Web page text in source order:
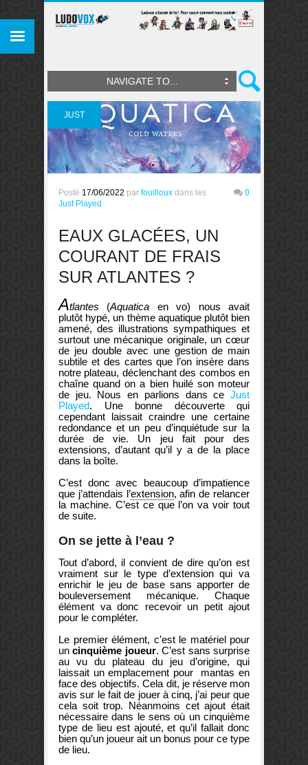
NAVIGATE TO...
JUST
PLAYED
Posté 17/06/2022 par fouilloux dans les
Just Played
0
EAUX GLACÉES, UN
COURANT DE FRAIS
SUR ATLANTES ?
Atlantes (Aquatica en vo) nous avait
plutôt hypé, un thème aquatique plutôt bien
amené, des illustrations sympathiques et
surtout une mécanique originale, un cœur
de jeu double avec une gestion de main
subtile et des cartes que l’on insère dans
notre plateau, déclenchant des combos en
chaîne quand on a bien huilé son moteur
de jeu. Nous en parlions dans ce Just
Played. Une bonne découverte qui
cependant laissait craindre une certaine
redondance et un peu d’inquiétude sur la
durée de vie. Un jeu fait pour des
extensions, d’autant qu’il y a de la place
dans la boîte.
C’est donc avec beaucoup d’impatience
que j’attendais l’extension, afin de relancer
la machine. C’est ce que l’on va voir tout
de suite.
On se jette à l’eau ?
Tout d’abord, il convient de dire qu’on est
vraiment sur le type d’extension qui va
enrichir le jeu de base sans apporter de
bouleversement mécanique. Chaque
élément va donc recevoir un petit ajout
pour le compléter.
Le premier élément, c’est le matériel pour
uncinquième joueur. C’est sans surprise
au vu du plateau du jeu d’origine, qui
laissait un emplacement pour mantas en
face des objectifs. Cela dit, je réserve mon
avis sur le fait de jouer à cinq, j’ai peur que
cela soit trop. Néanmoins cet ajout était
nécessaire dans le sens où un cinquième
type de lieu est ajouté, et qu’il fallait donc
bien qu’un joueur ait un bonus pour ce type
de lieu.